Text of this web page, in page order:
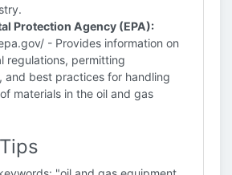
Protection Agency (EPA):
- Provides information on
regulations, permitting
and best practices for handling
materials in the oil and gas